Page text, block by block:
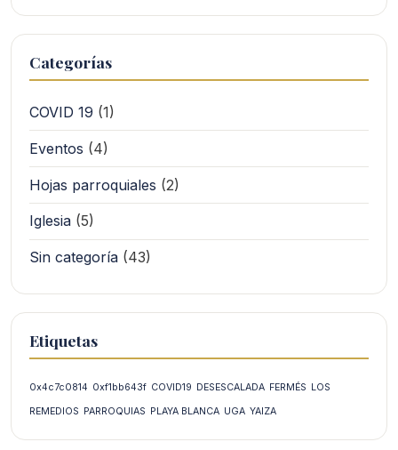
Categorías
COVID 19 (1)
Eventos (4)
Hojas parroquiales (2)
Iglesia (5)
Sin categoría (43)
Etiquetas
0x4c7c0814 0xf1bb643f COVID19 DESESCALADA FERMÉS LOS
REMEDIOS PARROQUIAS PLAYA BLANCA UGA YAIZA